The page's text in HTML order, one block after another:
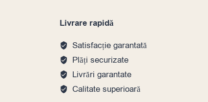
Livrare rapidă
Satisfacție garantată
Plăți securizate
Livrări garantate
Calitate superioară